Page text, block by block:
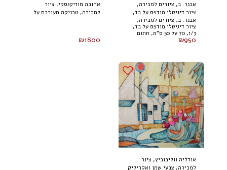
אבנר. ב, ציורים למכירה,
ציור דיגיטלי מודפס על בד,
1/3, 70 על 50 ס"מ, חתום
אבנר. ב, ציורים למכירה,
ציור דיגיטלי מודפס על בד,
1/3, 70 על 50 ס"מ, חתום
₪950
אהובה מוזיקנסקי, ציור
למכירה, טכניקה מעורבת על
₪1800
אודליה ווליבוביץ, ציור
למכירה, צבעי שמן ואקריליק